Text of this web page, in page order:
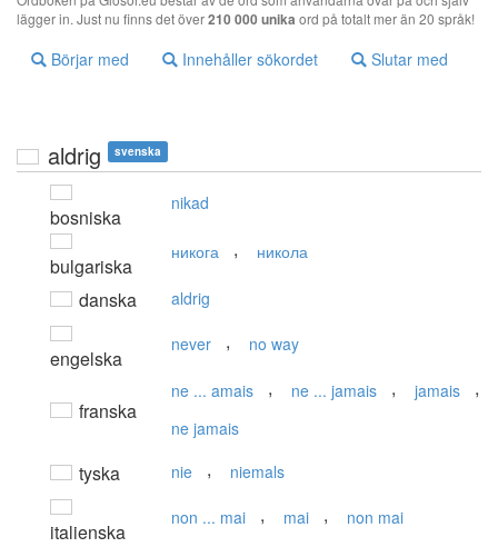
lägger in. Just nu finns det över210 000 unika ord på totalt mer än 20 språk!
Börjar med Innehåller sökordet Slutar med
aldrig svenska
bosniska
nikad
bulgariska
никога , никола
danska aldrig
engelska
never , no way
franska
ne ... amais , ne ... jamais , jamais ,
ne jamais
tyska nie , niemals
italienska
non ... mai , mai , non mai